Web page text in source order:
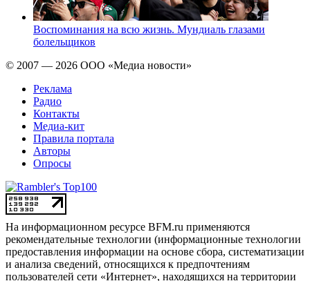
Воспоминания на всю жизнь. Мундиаль глазами
болельщиков
© 2007 — 2026 ООО «Медиа новости»
Реклама
Радио
Контакты
Медиа-кит
Правила портала
Авторы
Опросы
На информационном ресурсе BFM.ru применяются
рекомендательные технологии (информационные технологии
предоставления информации на основе сбора, систематизации
и анализа сведений, относящихся к предпочтениям
пользователей сети «Интернет», находящихся на территории